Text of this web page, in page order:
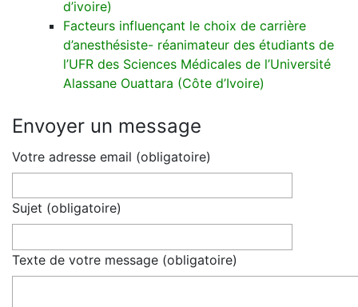
d’ivoire)
Facteurs influençant le choix de carrière
d’anesthésiste- réanimateur des étudiants de
l’UFR des Sciences Médicales de l’Université
Alassane Ouattara (Côte d’Ivoire)
Envoyer un message
Votre adresse email (obligatoire)
Sujet (obligatoire)
Texte de votre message (obligatoire)